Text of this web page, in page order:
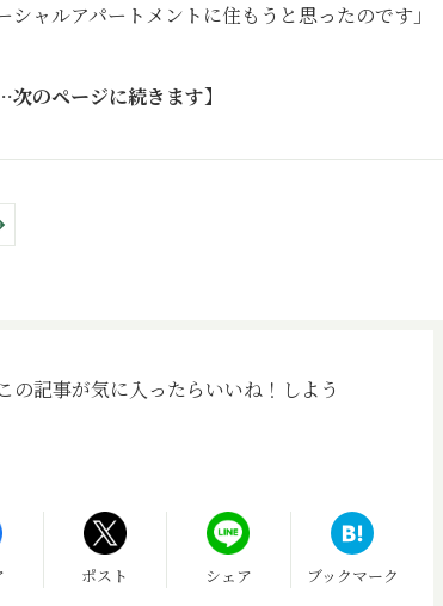
ャルアパートメントに住もうと思ったのです」
のページに続きます】
この記事が気に入ったらいいね！しよう
ポスト シェア ブックマーク